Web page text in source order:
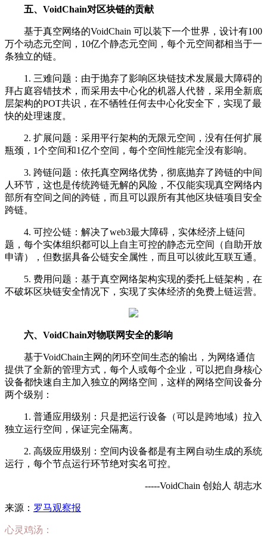
五、VoidChain对区块链的贡献
基于真空网络的VoidChain 可以装下一个世界，设计有100
万个动态元空间，10亿个静态元空间，每个元空间都相当于一
条独立的链。
1. 三难问题：由于抛弃了影响区块链技术发展最大障碍的
拜占庭容错技术，而采用去中心化的机器人代替，采用全新底
层架构的POT共识，在不牺牲任何去中心化安全下，实现了最
快的处理速度。
2. 扩展问题：采用平行架构的无限元空间，没有任何扩展
瓶颈，1个空间和1亿个空间，每个空间性能完全没有影响。
3. 跨链问题：依托真空网络优势，彻底抛弃了跨链的中间
人环节，这也是传统跨链无解的风险，不仅能实现真空网络内
部所有空间之间的跨链，而且可以跟所有其他区块链项目安全
跨链。
4. 可控公链：解决了web3最大障碍，实体经济上链问
题，每个实体组织都可以上自主可控的静态元空间（自助开放
申请），但数据具备公链安全属性，而且可以彼此互联互通。
5. 费用问题：基于真空网络架构实现的委托上链架构，在
不破坏区块链安全情况下，实现了实体经济的免费上链运营。
六、VoidChain对物联网安全的影响
基于VoidChain主网的闭环空间生态的输出，为网络通信
提供了全新的管理方式，每个人或每个企业，可以把自身核心
设备都快速自主加入独立的网络空间，这样的网络空间设备分
两个级别：
1. 普通应用级别：只是把运行设备（可以是跨地域）拉入
独立运行空间，保证完全隔离。
2. 高级应用级别：空间内设备都是有主网自动生成的系统
运行，每个节点运行环节绝对实名可控。
-----VoidChain 创始人 胡志水
来源： 罗马观察报
心灵鸡汤：